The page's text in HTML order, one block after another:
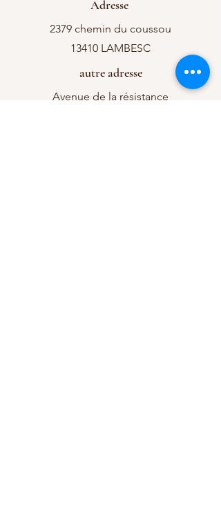
Adresse
2379 chemin du coussou
13410 LAMBESC
autre adresse
Avenue de la résistance